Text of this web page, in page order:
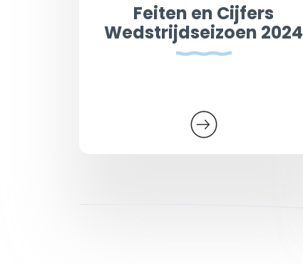
Feiten en Cijfers
Wedstrijdseizoen 2024